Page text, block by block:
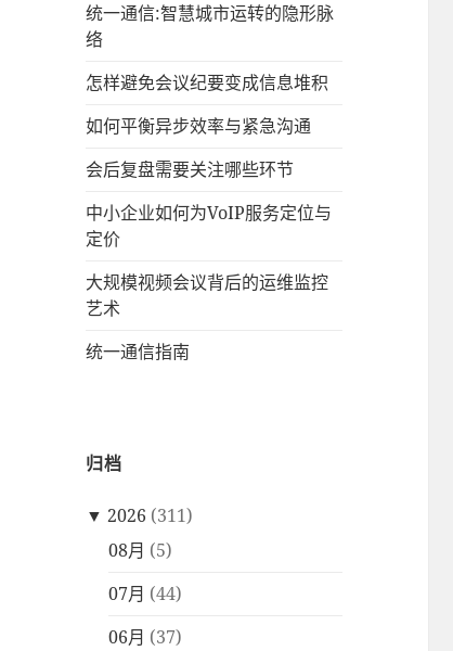
统一通信:智慧城市运转的隐形脉
络
怎样避免会议纪要变成信息堆积
如何平衡异步效率与紧急沟通
会后复盘需要关注哪些环节
中小企业如何为VoIP服务定位与
定价
大规模视频会议背后的运维监控
艺术
统一通信指南
归档
▼ 2026 (311)
08月 (5)
07月 (44)
06月 (37)